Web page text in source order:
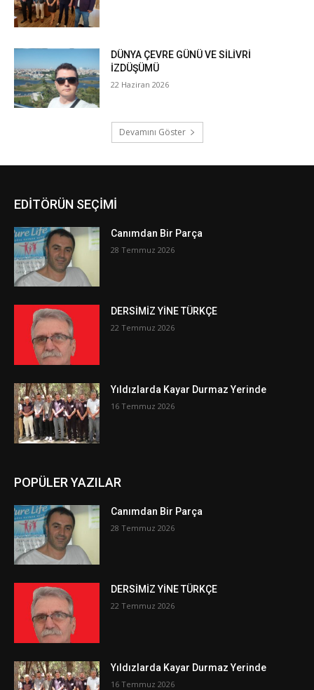
EDİTÖRÜN SEÇİMİ
Canımdan Bir Parça
28 Temmuz 2026
DERSİMİZ YİNE TÜRKÇE
22 Temmuz 2026
Yıldızlarda Kayar Durmaz Yerinde
16 Temmuz 2026
POPÜLER YAZILAR
Canımdan Bir Parça
28 Temmuz 2026
DERSİMİZ YİNE TÜRKÇE
22 Temmuz 2026
Yıldızlarda Kayar Durmaz Yerinde
16 Temmuz 2026